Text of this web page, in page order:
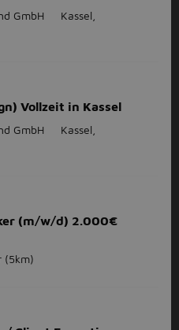
GmbH
Kassel,
Vollzeit in Kassel
GmbH
Kassel,
(m/w/d) 2.000€
(5km)